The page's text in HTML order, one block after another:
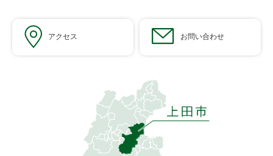
アクセス お問い合わせ